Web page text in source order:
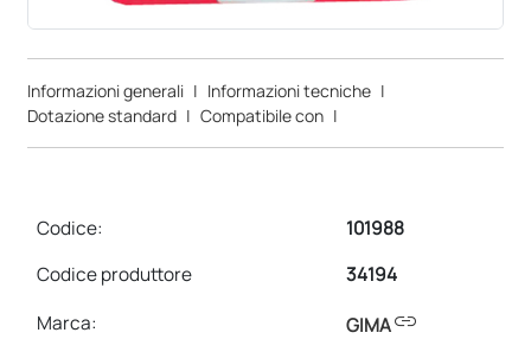
Informazioni generali | Informazioni tecniche |
Dotazione standard | Compatibile con |
Codice:
101988
Codice produttore
34194
Marca:
GIMAlink